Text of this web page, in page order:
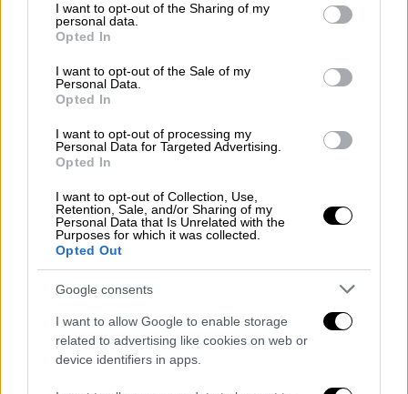
not limited to your visit or usage behaviour. You may click to
grant or deny consent to Google and its third-party tags to
use your data for below specified purposes in below Google
consent section.
I want to opt-out of the Sharing of my
personal data.
Opted In
I want to opt-out of the Sale of my
Personal Data.
Opted In
I want to opt-out of processing my
Personal Data for Targeted Advertising.
Opted In
I want to opt-out of Collection, Use,
Retention, Sale, and/or Sharing of my
Personal Data that Is Unrelated with the
Purposes for which it was collected.
Opted Out
Google consents
I want to allow Google to enable storage
related to advertising like cookies on web or
device identifiers in apps.
«Ευρωβουλευτής θέλω να κατέβω»
Αρχικά, ο γνωστός
πολιτική απάθεια της νεότερης γενιάς και τη
στάση πολλών νέων απέναντι στα κοινά,
διαδικτυακή προβολή μέσω διαδηλώσεων,
χωρίς όμως να ασκούν το εκλογικό τους
δικαίωμα: «Η νέα γενιά δεν ασχολείται με τα
κοινά πολύ, δεν πηγαίνουν να ψηφίσουν.
Πηγαίνουν μόνο στην πορεία για το virality,
αλλά δεν πηγαίνουν στην κάλπη».